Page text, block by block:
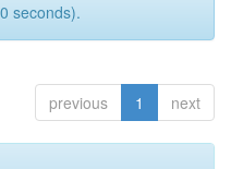
seconds).
previous 1 next